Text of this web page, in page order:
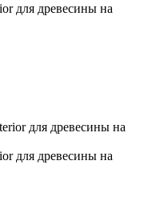
для древесины на
для древесины на